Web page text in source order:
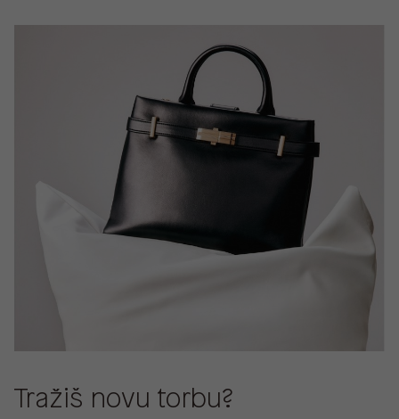
Tražiš novu torbu?